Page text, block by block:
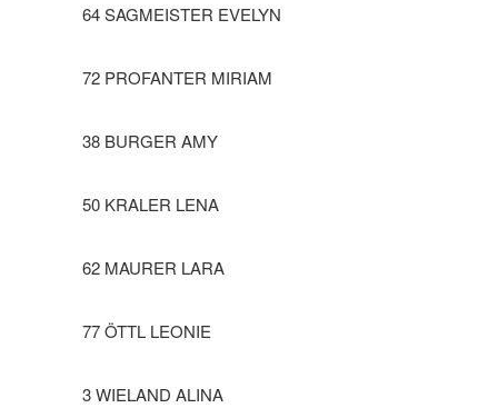
64 SAGMEISTER EVELYN
72 PROFANTER MIRIAM
38 BURGER AMY
50 KRALER LENA
62 MAURER LARA
77 ÖTTL LEONIE
3 WIELAND ALINA